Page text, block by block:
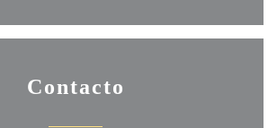
Contacto